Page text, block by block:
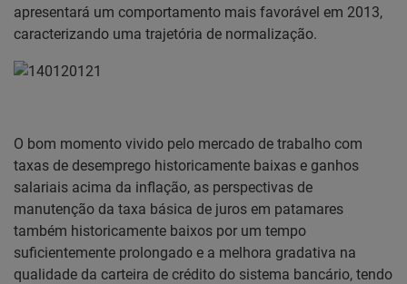
apresentará um comportamento mais favorável em 2013,
caracterizando uma trajetória de normalização.
O bom momento vivido pelo mercado de trabalho com
taxas de desemprego historicamente baixas e ganhos
salariais acima da inflação, as perspectivas de
manutenção da taxa básica de juros em patamares
também historicamente baixos por um tempo
suficientemente prolongado e a melhora gradativa na
qualidade da carteira de crédito do sistema bancário, tendo